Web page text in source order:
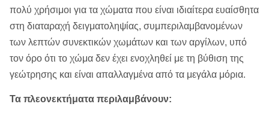
πολύ χρήσιμοι για τα χώματα που είναι ιδιαίτερα ευαίσθητα
στη διαταραχή δειγματοληψίας, συμπεριλαμβανομένων
των λεπτών συνεκτικών χωμάτων και των αργίλων, υπό
τον όρο ότι το χώμα δεν έχει ενοχληθεί με τη βύθιση της
γεώτρησης και είναι απαλλαγμένα από τα μεγάλα μόρια.
Τα πλεονεκτήματα περιλαμβάνουν: